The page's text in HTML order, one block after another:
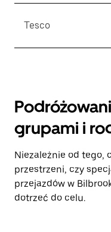
Tesco
grupami i
Niezależnie od tego,
przestrzeni, czy
przejazdów w
dotrzeć do celu.